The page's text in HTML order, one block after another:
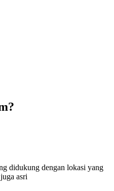
didukung dengan lokasi yang
asri